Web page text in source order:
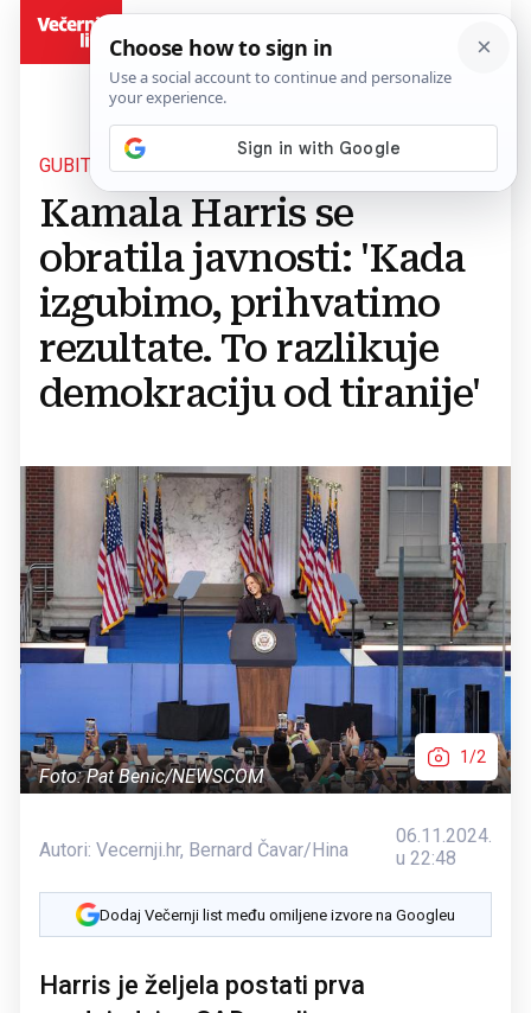
GUBITNIČKI GOVOR
Kamala Harris se
obratila javnosti: 'Kada
izgubimo, prihvatimo
rezultate. To razlikuje
demokraciju od tiranije'
Foto: Pat Benic/NEWSCOM
1/2
Autori: Vecernji.hr, Bernard Čavar/Hina
06.11.2024.
u 22:48
Dodaj Večernji list među omiljene izvore na Googleu
Harris je željela postati prva